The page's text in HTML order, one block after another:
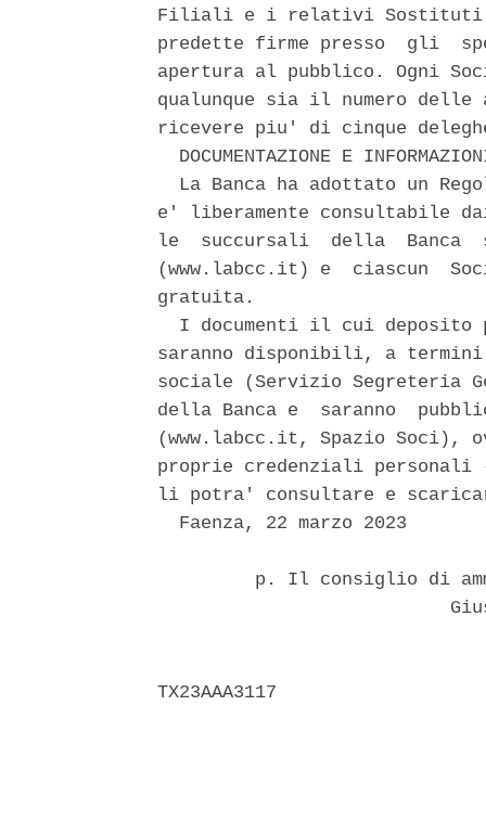
Filiali e i relativi Sostituti
predette firme presso  gli
apertura al pubblico. Ogni
qualunque sia il numero
ricevere piu' di cinque
DOCUMENTAZIONE E
La Banca ha adottato un
e' liberamente consultabile
le  succursali  della
(www.labcc.it) e  ciascun
gratuita.
I documenti il cui deposito
saranno disponibili, a
sociale (Servizio Segreteria
della Banca e  saranno
(www.labcc.it, Spazio Soci),
proprie credenziali
li potra' consultare e
  Faenza, 22 marzo 2023
p. Il consiglio di